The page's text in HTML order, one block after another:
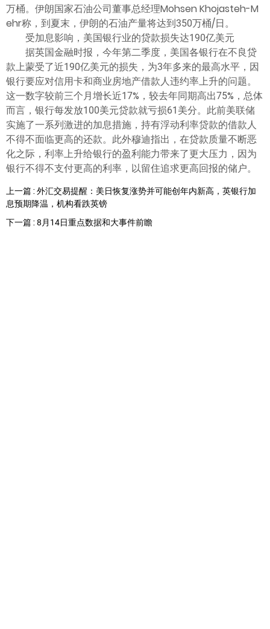
万桶。伊朗国家石油公司董事总经理Mohsen Khojasteh-M
ehr称，到夏末，伊朗的石油产量将达到350万桶/日。
受加息影响，美国银行业的贷款损失达190亿美元
据英国金融时报，今年第二季度，美国各银行在不良贷
款上蒙受了近190亿美元的损失，为3年多来的最高水平，因
银行要应对信用卡和商业房地产借款人违约率上升的问题。
这一数字较前三个月增长近17%，较去年同期高出75%，总体
而言，银行每发放100美元贷款就亏损61美分。此前美联储
实施了一系列激进的加息措施，持有浮动利率贷款的借款人
不得不面临更高的还款。此外穆迪指出，在贷款质量不断恶
化之际，利率上升给银行的盈利能力带来了更大压力，因为
银行不得不支付更高的利率，以留住追求更高回报的储户。
上一篇 : 外汇交易提醒：美日恢复涨势并可能创年内新高，英银行加
息预期降温，机构看跌英镑
下一篇 : 8月14日重点数据和大事件前瞻